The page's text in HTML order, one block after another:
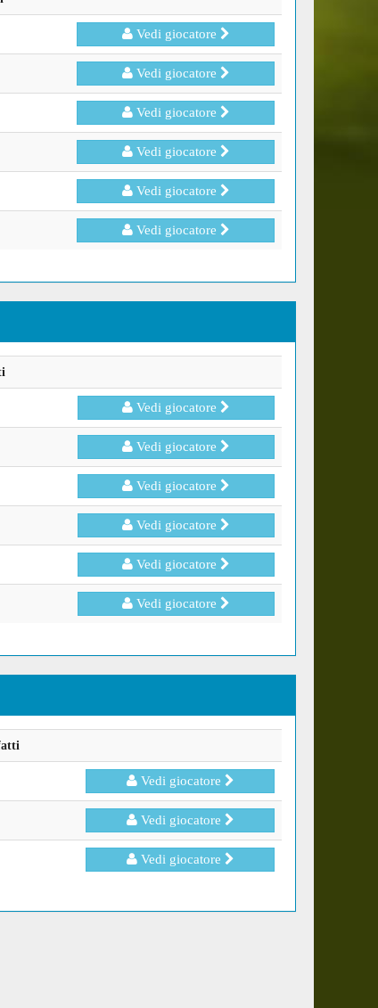
Vedi giocatore
Vedi giocatore
Vedi giocatore
Vedi giocatore
Vedi giocatore
Vedi giocatore
Vedi giocatore
Vedi giocatore
Vedi giocatore
Vedi giocatore
Vedi giocatore
Vedi giocatore
Vedi giocatore
Vedi giocatore
Vedi giocatore